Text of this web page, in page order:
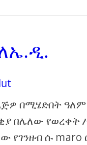
በሚሄድበት
በሌለው የወረቀት
የገንዘብ ሱ maro